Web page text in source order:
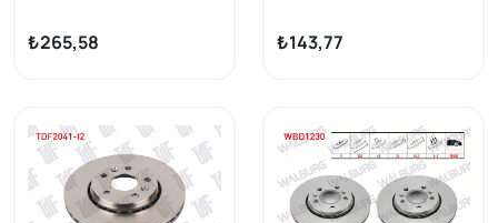
₺265,58
2005-/ Laguna 1997-2005
/ Megane II 2005-2008 /
₺143,77